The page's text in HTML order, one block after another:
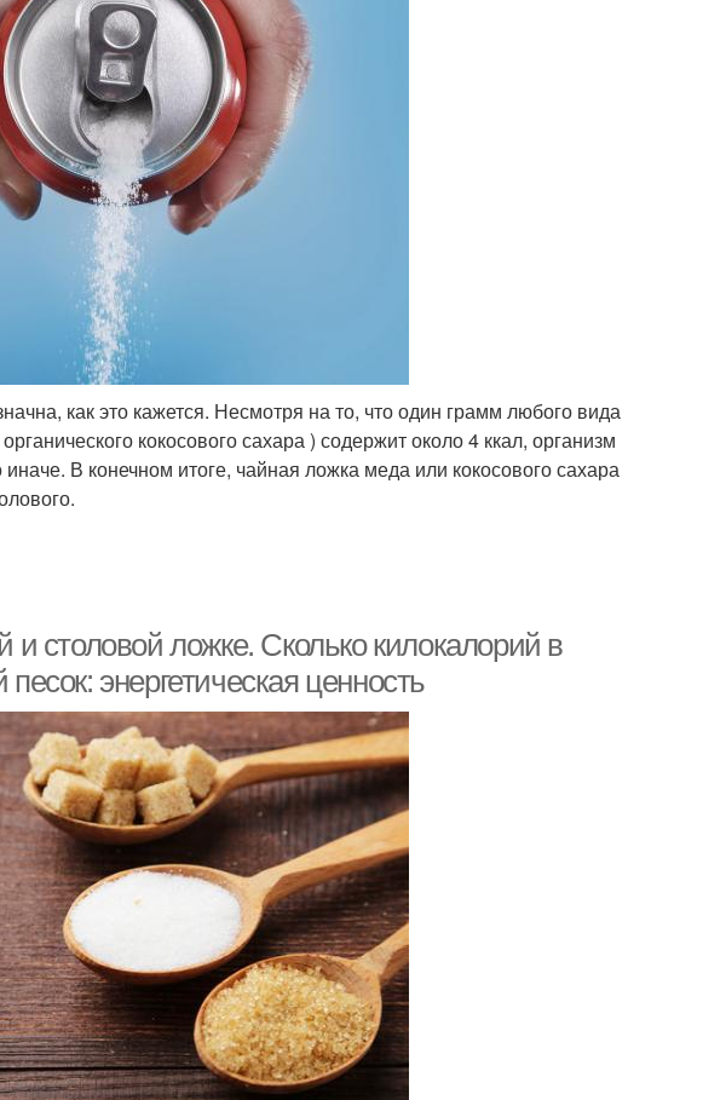
как это кажется. Несмотря на то, что один грамм любого вида
кокосового сахара ) содержит около 4 ккал, организм
В конечном итоге, чайная ложка меда или кокосового сахара
и столовой ложке. Сколько килокалорий в
энергетическая ценность